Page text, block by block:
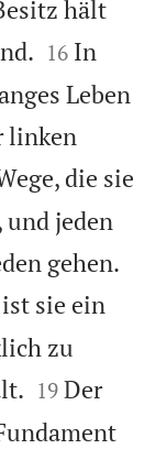
hält


16 In
Leben
linken
die sie
und jeden
gehen.
sie ein
zu


19 Der